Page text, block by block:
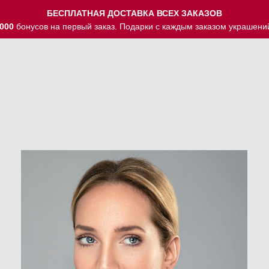
БЕСПЛАТНАЯ ДОСТАВКА ВСЕХ ЗАКАЗОВ
бонусов на первый заказ. Подарки с каждым заказом